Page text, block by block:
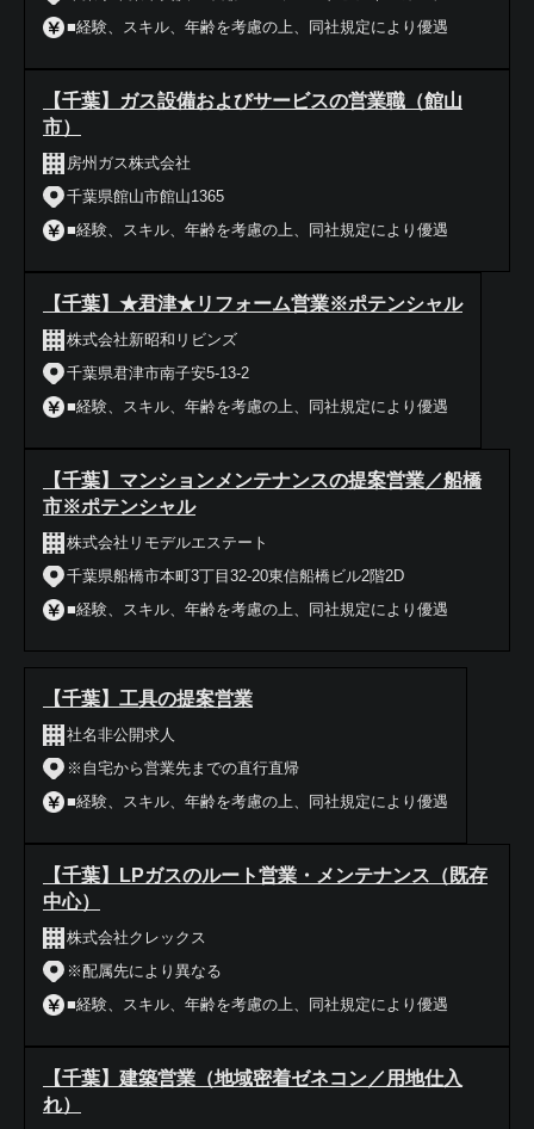
■経験、スキル、年齢を考慮の上、同社規定により優遇
【千葉】ガス設備およびサービスの営業職（館山
市）
房州ガス株式会社
千葉県館山市館山1365
■経験、スキル、年齢を考慮の上、同社規定により優遇
【千葉】★君津★リフォーム営業※ポテンシャル
株式会社新昭和リビンズ
千葉県君津市南子安5-13-2
■経験、スキル、年齢を考慮の上、同社規定により優遇
【千葉】マンションメンテナンスの提案営業／船橋
市※ポテンシャル
株式会社リモデルエステート
千葉県船橋市本町3丁目32-20東信船橋ビル2階2D
■経験、スキル、年齢を考慮の上、同社規定により優遇
【千葉】工具の提案営業
社名非公開求人
※自宅から営業先までの直行直帰
■経験、スキル、年齢を考慮の上、同社規定により優遇
【千葉】LPガスのルート営業・メンテナンス（既存
中心）
株式会社クレックス
※配属先により異なる
■経験、スキル、年齢を考慮の上、同社規定により優遇
【千葉】建築営業（地域密着ゼネコン／用地仕入
れ）